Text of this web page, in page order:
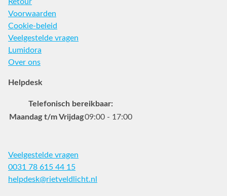
Voorwaarden
Cookie-beleid
Veelgestelde vragen
Lumidora
Over ons
Helpdesk
Telefonisch bereikbaar:
Maandag t/m Vrijdag09:00 - 17:00
Veelgestelde vragen
0031 78 615 44 15
helpdesk@rietveldlicht.nl